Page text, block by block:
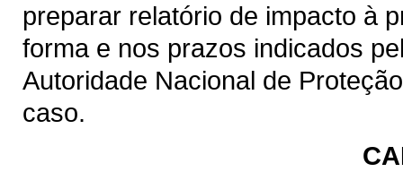
preparar relatório de impacto à
forma e nos prazos indicados
Autoridade Nacional de
caso.